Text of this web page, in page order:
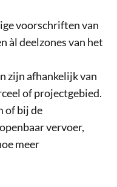
voorschriften van
àl deelzones van het
zijn afhankelijk van
of projectgebied.
of bij de
vervoer,
meer